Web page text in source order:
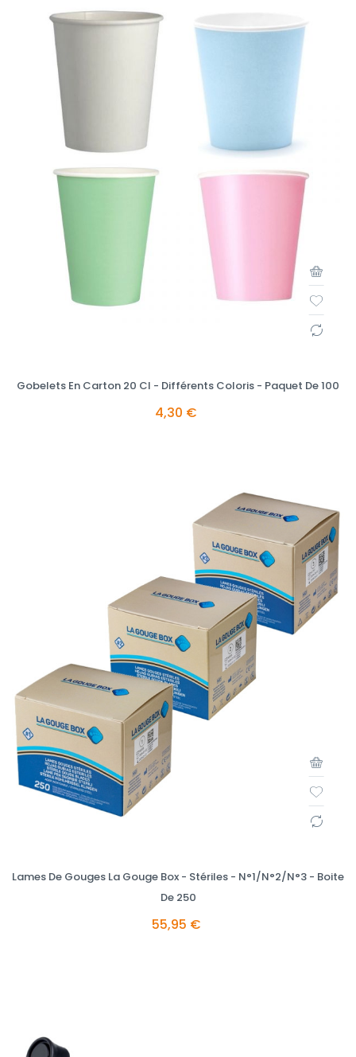
Gobelets En Carton 20 Cl - Différents Coloris - Paquet De 100
4,30 €
Lames De Gouges La Gouge Box - Stériles - N°1/N°2/N°3 - Boite
De 250
55,95 €